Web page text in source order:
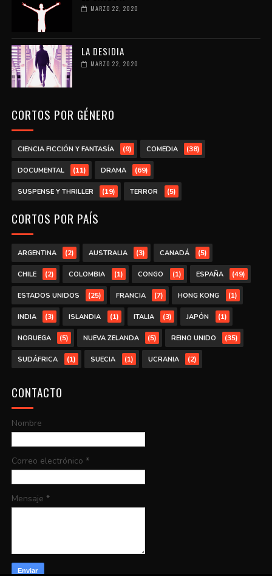
MARZO 22, 2020
LA DESIDIA
MARZO 22, 2020
CORTOS POR GÉNERO
CIENCIA FICCIÓN Y FANTASÍA (9) COMEDIA (38)
DOCUMENTAL (11) DRAMA (69)
SUSPENSE Y THRILLER (19) TERROR (5)
CORTOS POR PAÍS
ARGENTINA (2) AUSTRALIA (3) CANADÁ (5)
CHILE (2) COLOMBIA (1) CONGO (1) ESPAÑA (49)
ESTADOS UNIDOS (25) FRANCIA (7) HONG KONG (1)
INDIA (3) ISLANDIA (1) ITALIA (3) JAPÓN (1)
NORUEGA (5) NUEVA ZELANDA (5) REINO UNIDO (35)
SUDÁFRICA (1) SUECIA (1) UCRANIA (2)
CONTACTO
Nombre
Correo electrónico *
Mensaje *